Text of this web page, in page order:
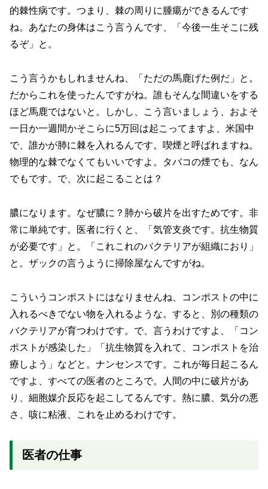
的棘性病です。つまり、棘の周りに腫瘍ができるんです
ね。あなたの身体はこう言うんです、「今後一生そこに残
るぞ」と。
こう言うかもしれませんね、「ただの馬鹿げた例だ」と。
だからこれを使ったんですがね。誰もそんな間違いをする
ほど馬鹿ではないと。しかし、こう言いましょう、およそ
一日か一週間かそこらに5万回は起こってますよ、米国中
で、誰かが肺に棘を入れるんです。喫煙と呼ばれますね。
物理的な棘でなくてもいいですよ。タバコの煙でも、なん
でもです。で、次に起こることは？
膿になります。なぜ膿に？肺から破片を出すためです。非
常に単純です。医者に行くと、「気管支炎です。抗生物質
が必要です」と。「これこれのバクテリアが組織におり」
と。ザックの言うように掃除屋なんですがね。
こういうコンポストにはなりませんね、コンポストの中に
入れるべきでない物を入れるような。すると、別の種類の
バクテリアが育つわけです。で、言うわけですよ、「コン
ポストが感染した」「抗生物質を入れて、コンポストを治
療しよう」などと。ナンセンスです。これが毎日起こるん
ですよ、すべての医者のところで。人間の中に破片があ
り、細胞媒介反応を起こしてるんです。熱に膿、気分の悪
さ、咳に粘液、これを止めるわけです。
医者の仕事